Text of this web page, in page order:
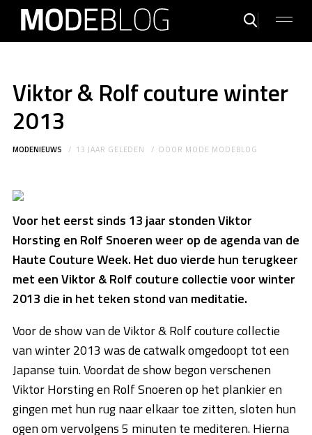
Viktor & Rolf couture winter
2013
MODENIEUWS 13 JAAR GELEDEN DOOR MODE MODEBLOG
Voor het eerst sinds 13 jaar stonden Viktor
Horsting en Rolf Snoeren weer op de agenda van de
Haute Couture Week. Het duo vierde hun terugkeer
met een Viktor & Rolf couture collectie voor winter
2013 die in het teken stond van meditatie.
Voor de show van de Viktor & Rolf couture collectie
van winter 2013 was de catwalk omgedoopt tot een
Japanse tuin. Voordat de show begon verschenen
Viktor Horsting en Rolf Snoeren op het plankier en
gingen met hun rug naar elkaar toe zitten, sloten hun
ogen om vervolgens 5 minuten te mediteren. Hierna